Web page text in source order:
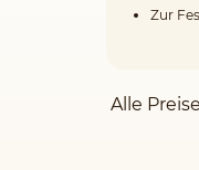
Zur
Alle